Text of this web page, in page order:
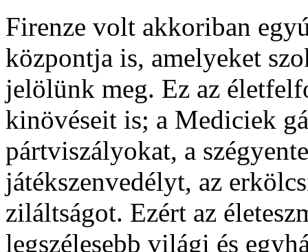
Firenze volt akkoriban
központja is, amelyeket
jelölünk meg. Ez az
kinövéseit is; a Mediciek
pártviszályokat, a
játékszenvedélyt, az
ziláltságot. Ezért az
legszélesebb világi és